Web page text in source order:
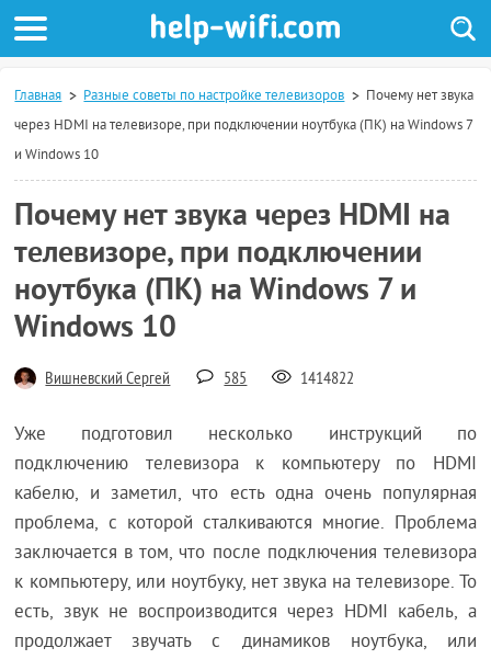
Главная Разные советы по настройке телевизоров
Почему нет звука
через HDMI на телевизоре, при подключении ноутбука (ПК) на Windows 7
и Windows 10
Почему нет звука через HDMI на
телевизоре, при подключении
ноутбука (ПК) на Windows 7 и
Windows 10
Вишневский Сергей 585 1414822
Уже подготовил несколько инструкций по
подключению телевизора к компьютеру по HDMI
кабелю, и заметил, что есть одна очень популярная
проблема, с которой сталкиваются многие. Проблема
заключается в том, что после подключения телевизора
к компьютеру, или ноутбуку, нет звука на телевизоре. То
есть, звук не воспроизводится через HDMI кабель, а
продолжает звучать с динамиков ноутбука, или